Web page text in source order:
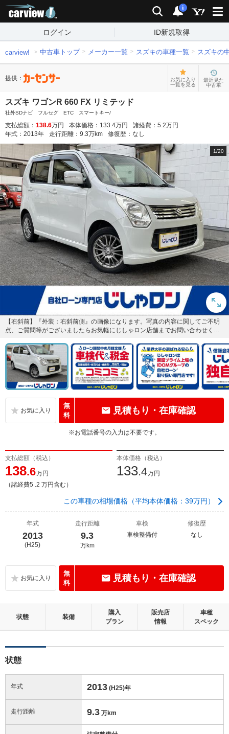
検索 通知
i
ログイン ID新規取得
carview! 中古車トップ メーカー一覧 スズキの車種一覧 スズキの
提供：
お気に入り
一覧を見る
最近見た
中古車
スズキ ワゴンR 660 FX リミテッド
社外SDナビ フルセグ ETC スマートキー/
支払総額： 138.6万円 本体価格： 133.4万円 諸経費： 5.2万円
年式： 2013年 走行距離： 9.3万km 修復歴： なし
1/20
【右斜前】『外装：右斜前側』の画像になります。写真の内容に関してご不明
点、ご質問等がございましたらお気軽にじしゃロン店舗までお問い合わせくだ
無
料
見積もり・在庫確認
※お電話番号の入力は不要です。
支払総額（税込）
138.6万円
（諸経費5 .2 万円含む）
本体価格（税込）
133.4万円
この車種の相場価格（平均本体価格：39万円）
年式
2013
(H25)
走行距離
9.3
万km
車検
車検整備付
修復歴
なし
無
料
見積もり・在庫確認
状態 装備
購入
プラン
販売店
情報
車種
スペック
状態
年式 2013 (H25)年
走行距離 9.3 万km